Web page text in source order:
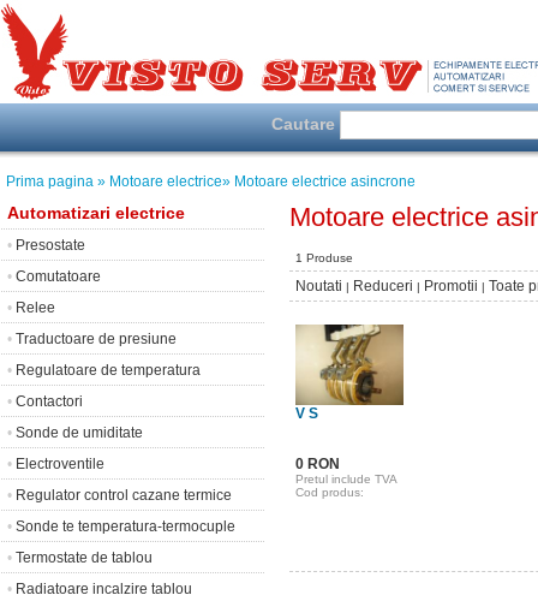
Cautare
Prima pagina » Motoare electrice» Motoare electrice asincrone
Automatizari electrice
• Presostate
• Comutatoare
• Relee
• Traductoare de presiune
• Regulatoare de temperatura
• Contactori
• Sonde de umiditate
• Electroventile
• Regulator control cazane termice
• Sonde te temperatura-termocuple
• Termostate de tablou
• Radiatoare incalzire tablou
Motoare electrice
1 Produse
Noutati | Reduceri | Promotii | Toate
V S
0 RON
Pretul include TVA
Cod produs: